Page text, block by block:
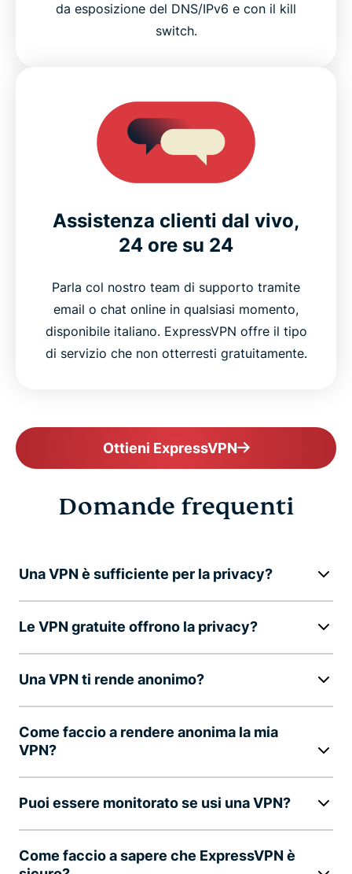
da esposizione del DNS/IPv6 e con il kill
switch.
Assistenza clienti dal vivo,
24 ore su 24
Parla col nostro team di supporto tramite
email o chat online in qualsiasi momento,
disponibile italiano. ExpressVPN offre il tipo
di servizio che non otterresti gratuitamente.
Ottieni ExpressVPN
Domande frequenti
Una VPN è sufficiente per la privacy?
Le VPN gratuite offrono la privacy?
Una VPN ti rende anonimo?
Come faccio a rendere anonima la mia
VPN?
Puoi essere monitorato se usi una VPN?
Come faccio a sapere che ExpressVPN è